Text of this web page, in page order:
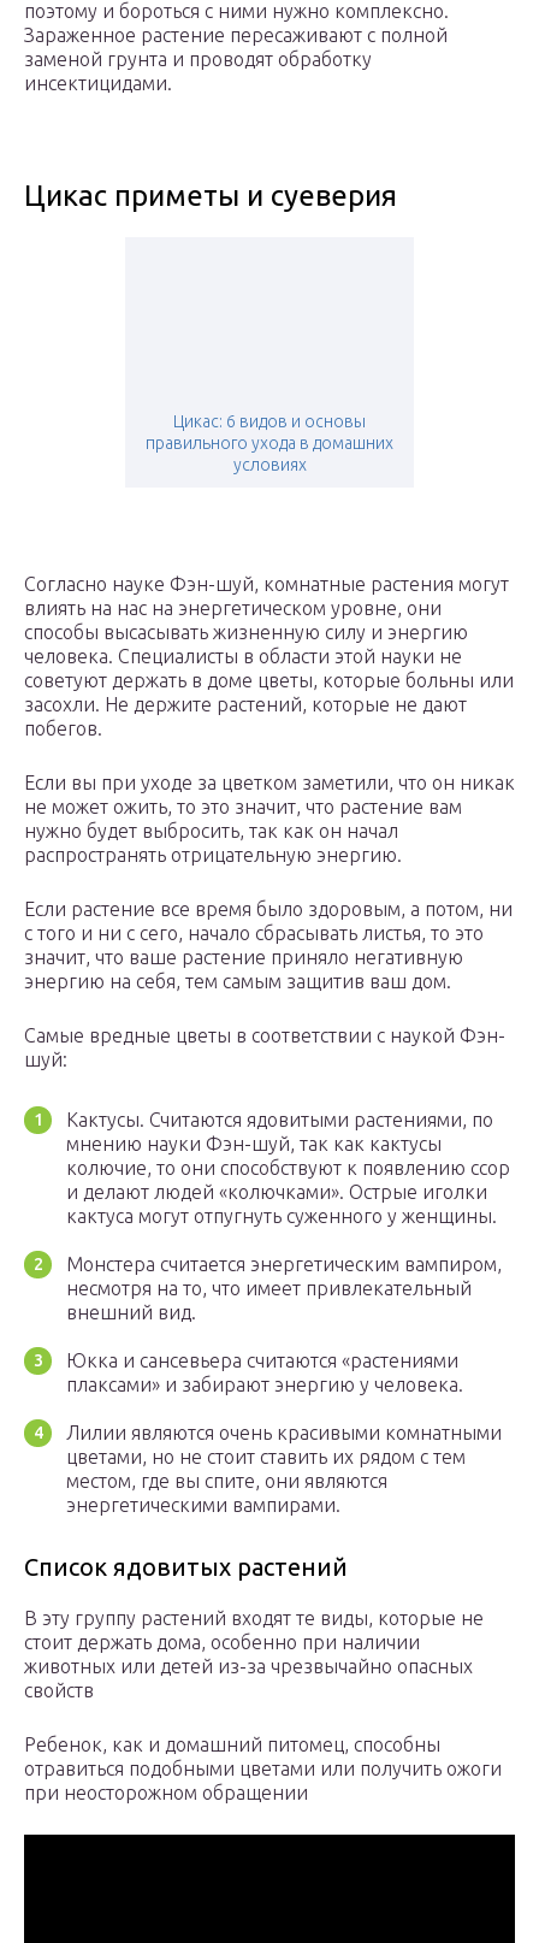
поэтому и бороться с ними нужно комплексно.
Зараженное растение пересаживают с полной
заменой грунта и проводят обработку
инсектицидами.
Цикас приметы и суеверия
Цикас: 6 видов и основы
правильного ухода в домашних
условиях
Согласно науке Фэн-шуй, комнатные растения могут
влиять на нас на энергетическом уровне, они
способы высасывать жизненную силу и энергию
человека. Специалисты в области этой науки не
советуют держать в доме цветы, которые больны или
засохли. Не держите растений, которые не дают
побегов.
Если вы при уходе за цветком заметили, что он никак
не может ожить, то это значит, что растение вам
нужно будет выбросить, так как он начал
распространять отрицательную энергию.
Если растение все время было здоровым, а потом, ни
с того и ни с сего, начало сбрасывать листья, то это
значит, что ваше растение приняло негативную
энергию на себя, тем самым защитив ваш дом.
Самые вредные цветы в соответствии с наукой Фэн-
шуй:
Кактусы. Считаются ядовитыми растениями, по
мнению науки Фэн-шуй, так как кактусы
колючие, то они способствуют к появлению ссор
и делают людей «колючками». Острые иголки
кактуса могут отпугнуть суженного у женщины.
Монстера считается энергетическим вампиром,
несмотря на то, что имеет привлекательный
внешний вид.
Юкка и сансевьера считаются «растениями
плаксами» и забирают энергию у человека.
Лилии являются очень красивыми комнатными
цветами, но не стоит ставить их рядом с тем
местом, где вы спите, они являются
энергетическими вампирами.
Список ядовитых растений
В эту группу растений входят те виды, которые не
стоит держать дома, особенно при наличии
животных или детей из-за чрезвычайно опасных
свойств
Ребенок, как и домашний питомец, способны
отравиться подобными цветами или получить ожоги
при неосторожном обращении